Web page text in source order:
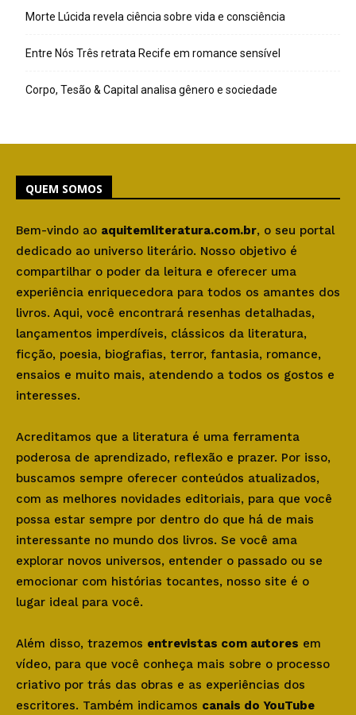
Morte Lúcida revela ciência sobre vida e consciência
Entre Nós Três retrata Recife em romance sensível
Corpo, Tesão & Capital analisa gênero e sociedade
QUEM SOMOS
Bem-vindo ao aquitemliteratura.com.br, o seu portal
dedicado ao universo literário. Nosso objetivo é
compartilhar o poder da leitura e oferecer uma
experiência enriquecedora para todos os amantes dos
livros. Aqui, você encontrará resenhas detalhadas,
lançamentos imperdíveis, clássicos da literatura,
ficção, poesia, biografias, terror, fantasia, romance,
ensaios e muito mais, atendendo a todos os gostos e
interesses.
Acreditamos que a literatura é uma ferramenta
poderosa de aprendizado, reflexão e prazer. Por isso,
buscamos sempre oferecer conteúdos atualizados,
com as melhores novidades editoriais, para que você
possa estar sempre por dentro do que há de mais
interessante no mundo dos livros. Se você ama
explorar novos universos, entender o passado ou se
emocionar com histórias tocantes, nosso site é o
lugar ideal para você.
Além disso, trazemos entrevistas com autores em
vídeo, para que você conheça mais sobre o processo
criativo por trás das obras e as experiências dos
escritores. Também indicamos canais do YouTube